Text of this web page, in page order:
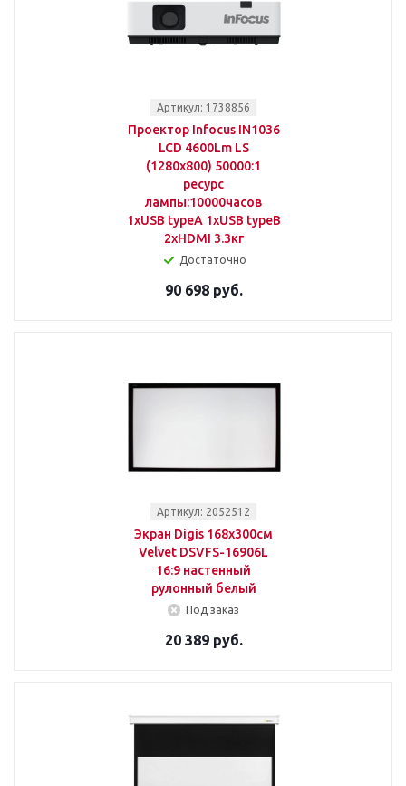
Артикул: 1738856
Проектор Infocus IN1036
LCD 4600Lm LS
(1280x800) 50000:1
ресурс
лампы:10000часов
1xUSB typeA 1xUSB typeB
2xHDMI 3.3кг
Достаточно
90 698 руб.
Артикул: 2052512
Экран Digis 168x300см
Velvet DSVFS-16906L
16:9 настенный
рулонный белый
Под заказ
20 389 руб.